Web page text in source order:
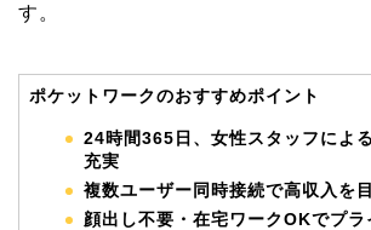
す。
ポケットワークのおすすめポイント
24時間365日、女性スタッフによ
充実
複数ユーザー同時接続で高収入を
顔出し不要・在宅ワークOKでプ